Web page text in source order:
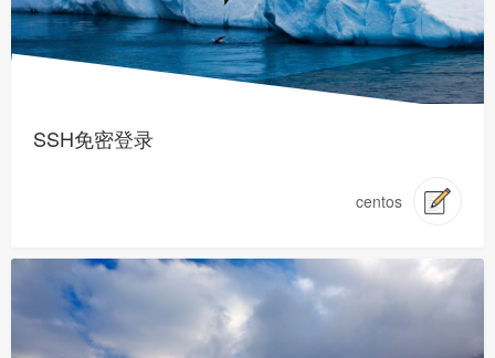
SSH免密登录
centos